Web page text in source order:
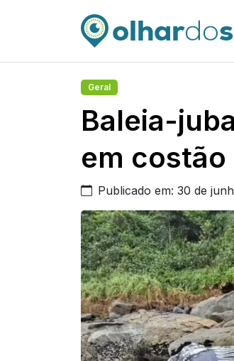
Geral
Baleia-
em costão
Publicado em: 30 de